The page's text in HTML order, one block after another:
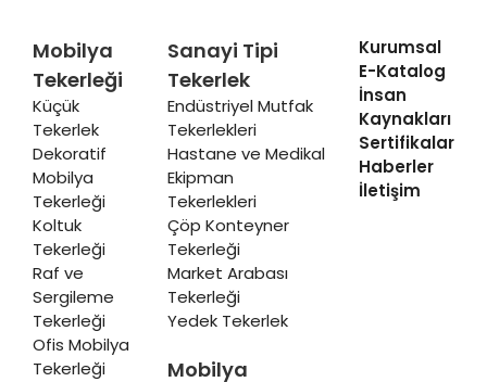
Mobilya
Tekerleği
Küçük
Tekerlek
Dekoratif
Mobilya
Tekerleği
Koltuk
Tekerleği
Raf ve
Sergileme
Tekerleği
Ofis Mobilya
Tekerleği
Sanayi Tipi
Tekerlek
Endüstriyel Mutfak
Tekerlekleri
Hastane ve Medikal
Ekipman
Tekerlekleri
Çöp Konteyner
Tekerleği
Market Arabası
Tekerleği
Yedek Tekerlek
Mobilya
Kurumsal
E-Katalog
İnsan
Kaynakları
Sertifikalar
Haberler
İletişim